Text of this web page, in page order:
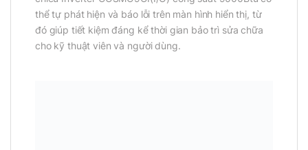
thể tự phát hiện và báo lỗi trên màn hình hiển thị, từ
đó giúp tiết kiệm đáng kể thời gian bảo trì sửa chữa
cho kỹ thuật viên và người dùng.